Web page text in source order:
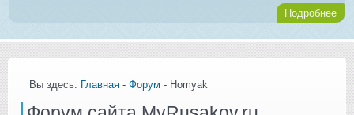
Подробнее
Вы здесь: Главная - Форум - Homyak